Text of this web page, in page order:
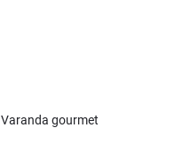
Varanda gourmet